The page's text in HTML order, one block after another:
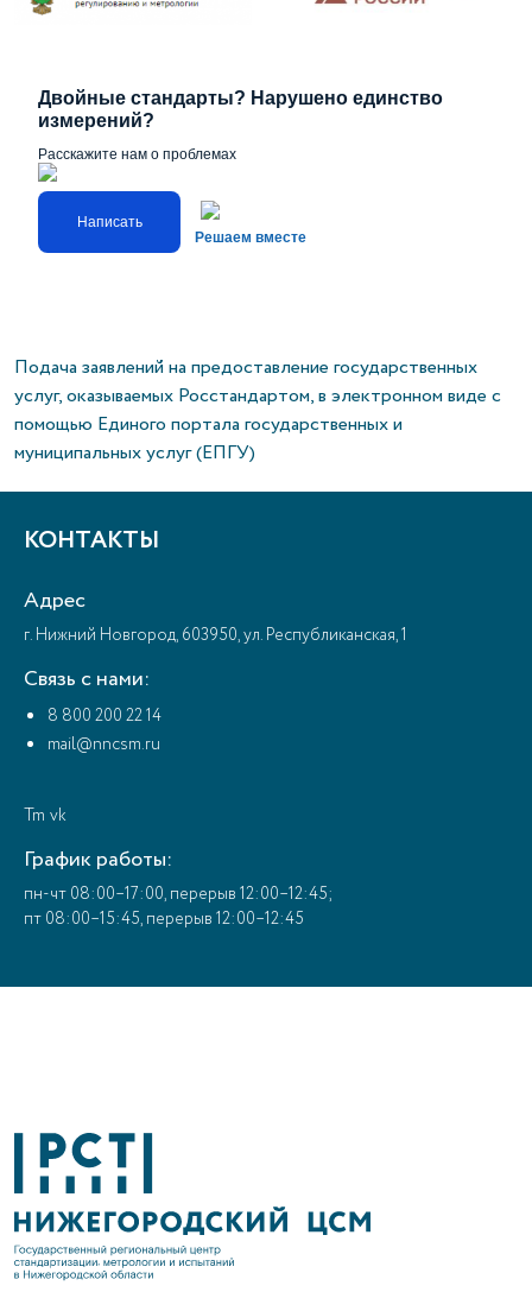
Двойные стандарты? Нарушено единство
измерений?
Расскажите нам о проблемах
Написать
Решаем вместе
Подача заявлений на предоставление государственных
услуг, оказываемых Росстандартом, в электронном виде с
помощью Единого портала государственных и
муниципальных услуг (ЕПГУ)
КОНТАКТЫ
Адрес
г. Нижний Новгород, 603950, ул. Республиканская, 1
Связь с нами:
8 800 200 22 14
mail@nncsm.ru
Tm vk
График работы:
пн-чт 08:00–17:00, перерыв 12:00–12:45;
пт 08:00–15:45, перерыв 12:00–12:45